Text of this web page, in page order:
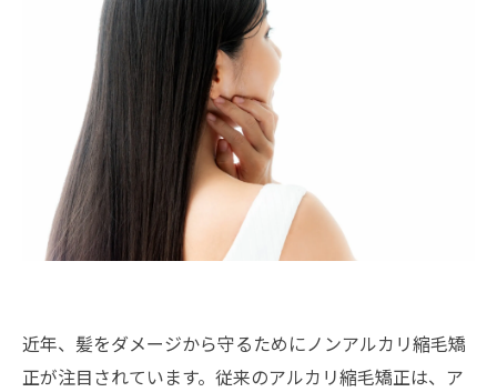
近年、髪をダメージから守るためにノンアルカリ縮毛矯
正が注目されています。従来のアルカリ縮毛矯正は、ア